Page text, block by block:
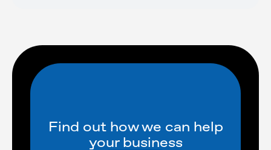
Find out how we can help
your business